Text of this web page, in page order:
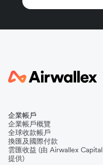
企業帳戶
企業帳戶概覽
全球收款帳戶
換匯及國際付款
雲匯收益 (由 Airwallex Capital
提供)